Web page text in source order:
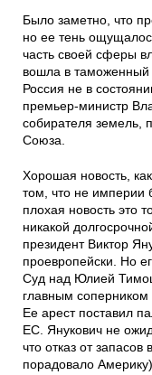
Было заметно, что
но ее тень
часть своей сферы
вошла в таможенный
Россия не в
премьер-министр
собирателя земель,
Союза.
Хорошая новость,
том, что не империи
плохая новость это
никакой
президент Виктор
проевропейски. Но
Суд над Юлией
главным соперником
Ее арест поставил
ЕС. Янукович не
что отказ от
порадовало